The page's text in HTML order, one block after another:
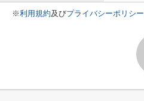
※利用規約及びプライバシーポリシー